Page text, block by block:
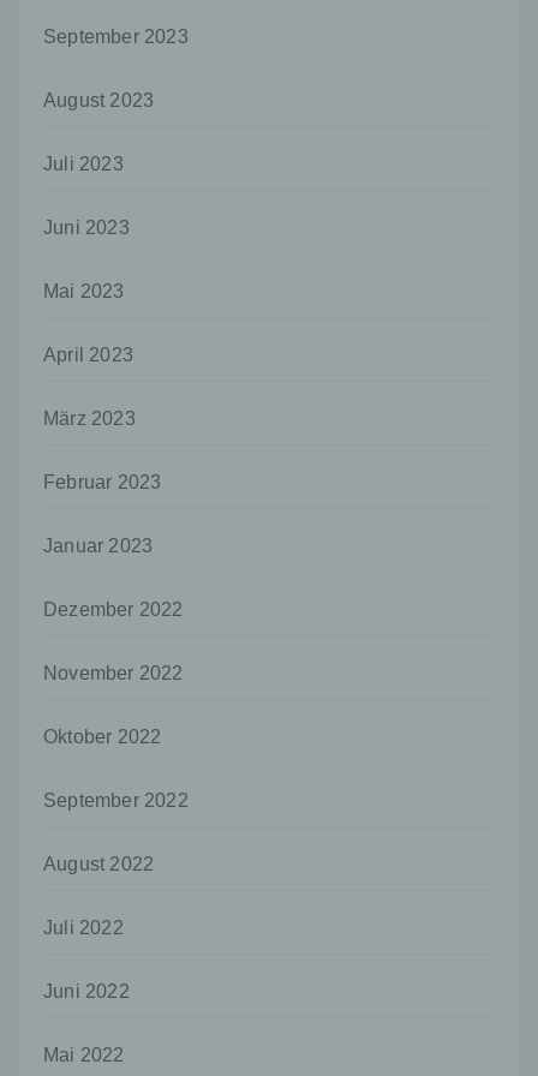
September 2023
August 2023
Juli 2023
Juni 2023
Mai 2023
April 2023
März 2023
Februar 2023
Januar 2023
Dezember 2022
November 2022
Oktober 2022
September 2022
August 2022
Juli 2022
Juni 2022
Mai 2022
personenbezogenen Daten entscheidet.
das Recht der Mitgliedstaaten vorgegeben,
beziehungsweise können die bestimmten
Mitgliedstaaten vorgesehen werden.
Auftragsverarbeiter ist eine natürliche oder
oder andere Stelle, die personenbezogene
Empfänger ist eine natürliche oder juristische
offengelegt werden, unabhängig davon, ob
bestimmten Untersuchungsauftrags nach
Mitgliedstaaten möglicherweise
Dritter ist eine natürliche oder juristische
Verantwortlichen, dem Auftragsverarbeiter
Verantwortlichen oder des
personenbezogenen Daten zu verarbeiten.
Einwilligung ist jede von der betroffenen